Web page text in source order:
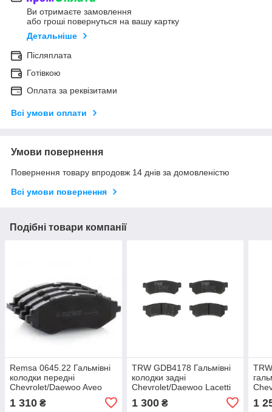
Ви отримаєте замовлення
або гроші повернуться на вашу картку
Детальніше
Післяплата
Готівкою
Оплата за реквізитами
Всі умови оплати
Умови повернення
Повернення товару впродовж 14 днів за домовленістю
Всі умови повернення
Подібні товари компанії
Remsa 0645.22 Гальмівні
колодки передні
Chevrolet/Daewoo Aveo
Lacetti Nubira Tacuma 1.4-
2.0
1 310 ₴
TRW GDB4178 Гальмівні
колодки задні
Chevrolet/Daewoo Lacetti
1.4(16V)-2.0 Nubira 1.4-2.0
1 300₴ 1